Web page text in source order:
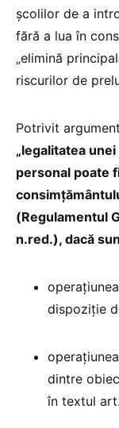
școlilor de a
fără a lua în
„elimină
riscurilor de
Potrivit
„legalitatea
personal poate
(Regulamentul
n.red.), dacă
dispoziție
dintre
în textul